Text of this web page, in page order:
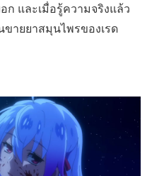
ก และเมื่อรู้ความจริงแล้ว
ขายยาสมุนไพรของเรด